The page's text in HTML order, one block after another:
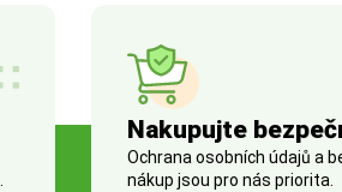
Nakupujte
Ochrana osobních údajů a
nákup jsou pro nás priorita.